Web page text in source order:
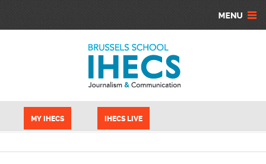
MY IHECS IHECS LIVE